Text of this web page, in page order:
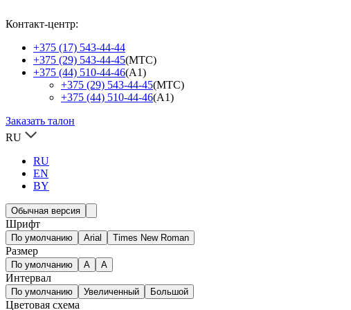
Контакт-центр:
+375 (17) 543-44-44
+375 (29) 543-44-45(МТС)
+375 (44) 510-44-46(А1)
+375 (29) 543-44-45(МТС)
+375 (44) 510-44-46(А1)
Заказать талон
RU
RU
EN
BY
Обычная версия
Шрифт
По умолчанию Arial Times New Roman
Размер
По умолчанию A A
Интервал
По умолчанию Увеличенный Большой
Цветовая схема